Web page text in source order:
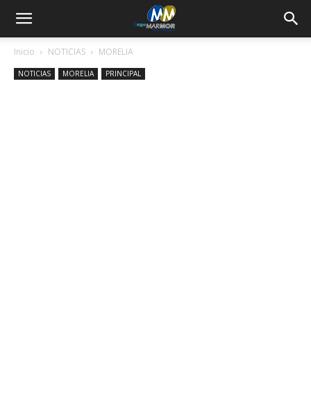
Inicio NOTICIAS MORELIA
NOTICIAS MORELIA PRINCIPAL